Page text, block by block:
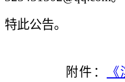
特此公告。
附件：